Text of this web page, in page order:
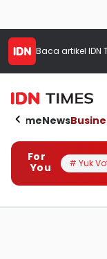
Baca artikel IDN
HomeNews
For
You
# Yuk